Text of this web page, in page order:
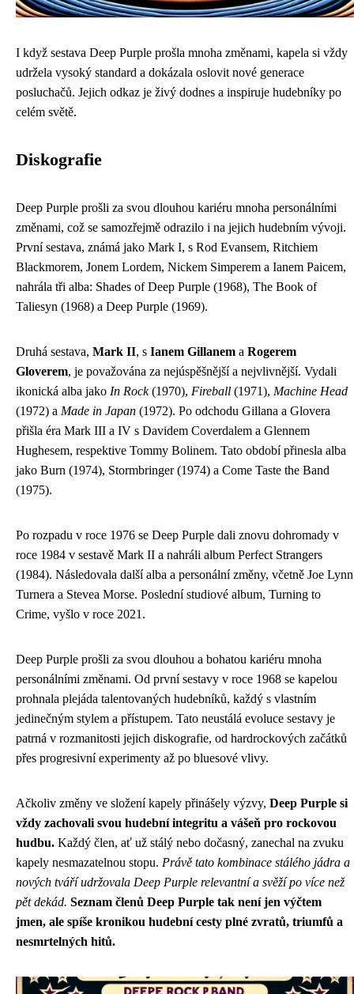
I když sestava Deep Purple prošla mnoha změnami, kapela si vždy
udržela vysoký standard a dokázala oslovit nové generace
posluchačů. Jejich odkaz je živý dodnes a inspiruje hudebníky po
celém světě.
Diskografie
Deep Purple prošli za svou dlouhou kariéru mnoha personálními
změnami, což se samozřejmě odrazilo i na jejich hudebním vývoji.
První sestava, známá jako Mark I, s Rod Evansem, Ritchiem
Blackmorem, Jonem Lordem, Nickem Simperem a Ianem Paicem,
nahrála tři alba: Shades of Deep Purple (1968), The Book of
Taliesyn (1968) a Deep Purple (1969).
Druhá sestava, Mark II, s Ianem Gillanem a Rogerem
Gloverem, je považována za nejúspěšnější a nejvlivnější. Vydali
ikonická alba jako In Rock(1970), Fireball (1971), Machine Head
(1972) a Made in Japan (1972). Po odchodu Gillana a Glovera
přišla éra Mark III a IV s Davidem Coverdalem a Glennem
Hughesem, respektive Tommy Bolinem. Tato období přinesla alba
jako Burn (1974), Stormbringer (1974) a Come Taste the Band
(1975).
Po rozpadu v roce 1976 se Deep Purple dali znovu dohromady v
roce 1984 v sestavě Mark II a nahráli album Perfect Strangers
(1984). Následovala další alba a personální změny, včetně Joe Lynn
Turnera a Stevea Morse. Poslední studiové album, Turning to
Crime, vyšlo v roce 2021.
Deep Purple prošli za svou dlouhou a bohatou kariéru mnoha
personálními změnami. Od první sestavy v roce 1968 se kapelou
prohnala plejáda talentovaných hudebníků, každý s vlastním
jedinečným stylem a přístupem. Tato neustálá evoluce sestavy je
patrná v rozmanitosti jejich diskografie, od hardrockových začátků
přes progresivní experimenty až po bluesové vlivy.
Ačkoliv změny ve složení kapely přinášely výzvy, Deep Purple si
vždy zachovali svou hudební integritu a vášeň pro rockovou
hudbu. Každý člen, ať už stálý nebo dočasný, zanechal na zvuku
kapely nesmazatelnou stopu. Právě tato kombinace stálého jádra a
nových tváří udržovala Deep Purple relevantní a svěží po více než
pět dekád. Seznam členů Deep Purple tak není jen výčtem
jmen, ale spíše kronikou hudební cesty plné zvratů, triumfů a
nesmrtelných hitů.